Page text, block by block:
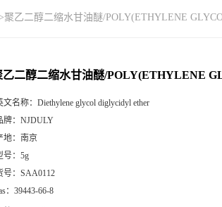
>聚乙二醇二缩水甘油醚/POLY(ETHYLENE
乙二醇二缩水甘油醚/POLY(ETHYLENE
文名称： Diethylene glycol diglycidyl ether
牌： NJDULY
地： 南京
号： 5g
号： SAA0112
： 39443-66-8